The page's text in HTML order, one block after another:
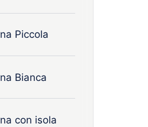
Piccola
Bianca
con isola